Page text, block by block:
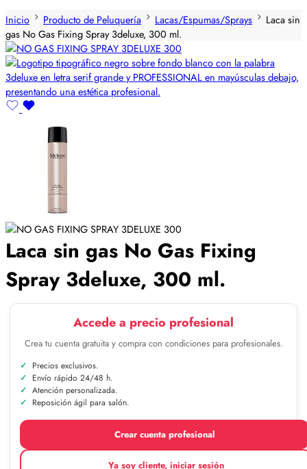
Inicio
Producto de Peluquería Lacas/Espumas/Sprays
Laca sin
gas No Gas Fixing Spray 3deluxe, 300 ml.
Laca sin gas No Gas Fixing
Spray 3deluxe, 300 ml.
Accede a precio profesional
Crea tu cuenta gratuita y compra con condiciones para profesionales.
Precios exclusivos.
Envío rápido 24/48 h.
Atención personalizada.
Reposición ágil para salón.
Crear cuenta profesional
Ya soy cliente, iniciar sesión